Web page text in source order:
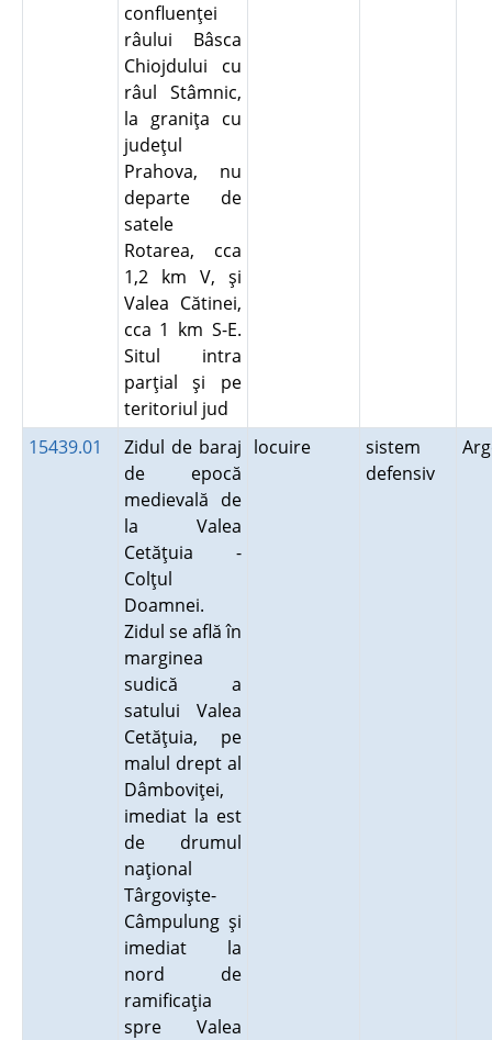
confluenţei
râului Bâsca
Chiojdului cu
râul Stâmnic,
la graniţa cu
judeţul
Prahova, nu
departe de
satele
Rotarea, cca
1,2 km V, şi
Valea Cătinei,
cca 1 km S-E.
Situl intra
parţial şi pe
teritoriul jud
15439.01
Zidul de baraj
de epocă
medievală de
la Valea
Cetăţuia -
Colţul
Doamnei.
Zidul se află în
marginea
sudică a
satului Valea
Cetăţuia, pe
malul drept al
Dâmboviţei,
imediat la est
de drumul
naţional
Târgovişte-
Câmpulung şi
imediat la
nord de
ramificaţia
spre Valea
locuire
sistem
defensiv